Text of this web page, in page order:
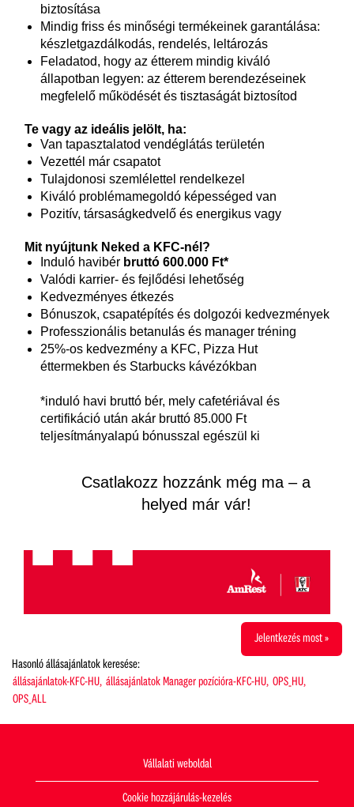
biztosítása
Mindig friss és minőségi termékeinek garantálása:
készletgazdálkodás, rendelés, leltározás
Feladatod, hogy az étterem mindig kiváló
állapotban legyen: az étterem berendezéseinek
megfelelő működését és tisztaságát biztosítod
Te vagy az ideális jelölt, ha:
Van tapasztalatod vendéglátás területén
Vezettél már csapatot
Tulajdonosi szemlélettel rendelkezel
Kiváló problémamegoldó képességed van
Pozitív, társaságkedvelő és energikus vagy
Mit nyújtunk Neked a KFC-nél?
Induló havibér bruttó 600.000 Ft*
Valódi karrier- és fejlődési lehetőség
Kedvezményes étkezés
Bónuszok, csapatépítés és dolgozói kedvezmények
Professzionális betanulás és manager tréning
25%-os kedvezmény a KFC, Pizza Hut
éttermekben és Starbucks kávézókban
*induló havi bruttó bér, mely cafetériával és
certifikáció után akár bruttó 85.000 Ft
teljesítmányalapú bónusszal egészül ki
Csatlakozz hozzánk még ma – a
helyed már vár!
Jelentkezés most »
Hasonló állásajánlatok keresése:
állásajánlatok-KFC-HU, állásajánlatok Manager pozícióra-KFC-HU, OPS_HU,
OPS_ALL
Vállalati weboldal
Cookie hozzájárulás-kezelés